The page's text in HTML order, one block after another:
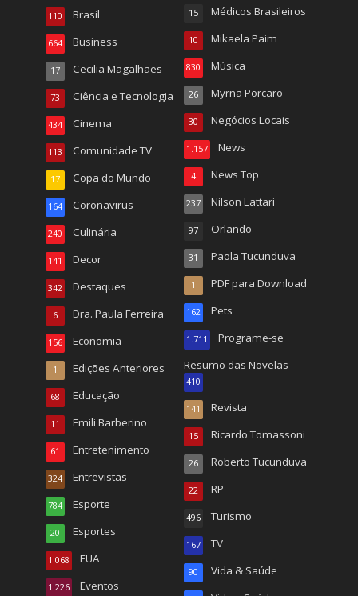
Brasil
110
Business
664
Cecilia Magalhães
17
Ciência e Tecnologia
73
Cinema
434
Comunidade TV
113
Copa do Mundo
17
Coronavirus
164
Culinária
240
Decor
141
Destaques
342
Dra. Paula Ferreira
6
Economia
156
Edições Anteriores
1
Educação
68
Emili Barberino
11
Entretenimento
61
Entrevistas
324
Esporte
784
Esportes
20
EUA
1.068
Eventos
1.226
Médicos Brasileiros
15
Mikaela Paim
10
Música
830
Myrna Porcaro
26
Negócios Locais
30
News
1.157
News Top
4
Nilson Lattari
237
Orlando
97
Paola Tucunduva
31
PDF para Download
1
Pets
162
Programe-se
1.711
Resumo das Novelas
410
Revista
141
Ricardo Tomassoni
15
Roberto Tucunduva
26
RP
22
Turismo
496
TV
167
Vida & Saúde
90